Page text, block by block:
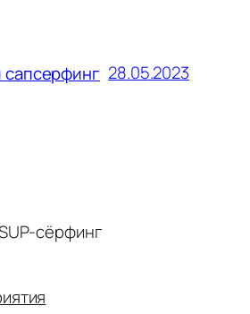
сапсерфинг 28.05.2023
сёрфинг